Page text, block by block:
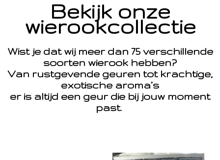
Bekijk onze
wierookcollectie
Wist je dat wij meer dan 75 verschillende
soorten wierook hebben?
Van rustgevende geuren tot krachtige,
exotische aroma’s
er is altijd een geur die bij jouw moment
past.